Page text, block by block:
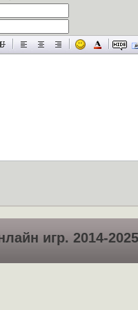
игр. 2014-2025